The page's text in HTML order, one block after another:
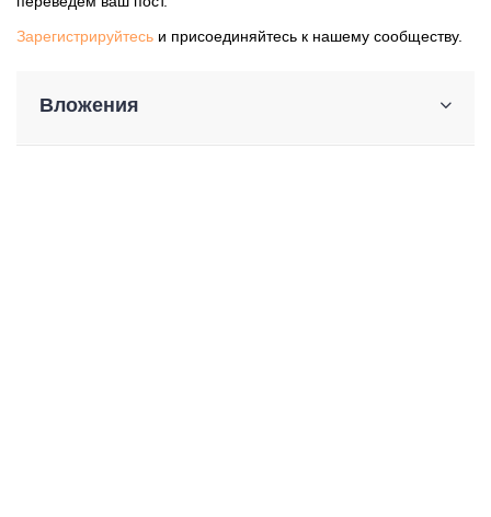
Зарегистрируйтесь и присоединяйтесь к нашему сообществу.
Вложения